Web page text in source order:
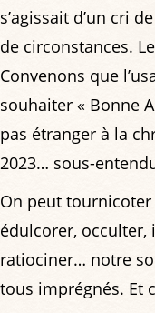
s’agissait d’un cri
de circonstances.
Convenons que
souhaiter « Bonne
pas étranger à la
2023… sous-
On peut tournicoter
édulcorer, occulter,
ratiociner… notre
tous imprégnés. Et